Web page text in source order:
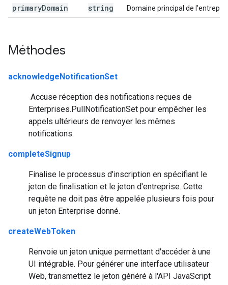
primaryDomain string Domaine principal de
Méthodes
acknowledgeNotificationSet
Accuse réception des notifications reçues de
Enterprises.PullNotificationSet pour empêcher les
appels ultérieurs de renvoyer les mêmes
notifications.
completeSignup
Finalise le processus d'inscription en spécifiant le
jeton de finalisation et le jeton d'entreprise. Cette
requête ne doit pas être appelée plusieurs fois pour
un jeton Enterprise donné.
createWebToken
Renvoie un jeton unique permettant d'accéder à une
UI intégrable. Pour générer une interface utilisateur
Web, transmettez le jeton généré à l'API JavaScript